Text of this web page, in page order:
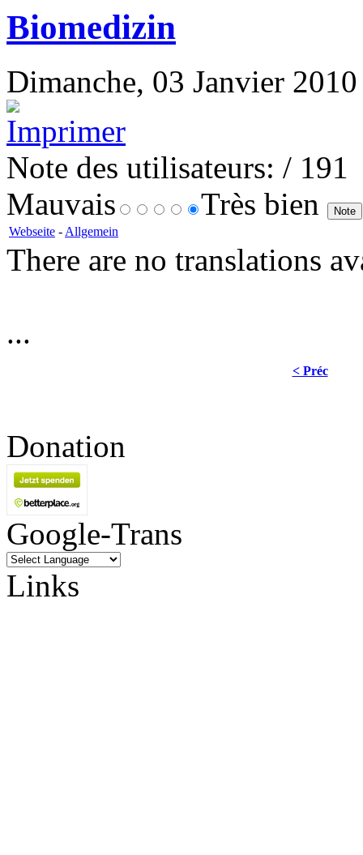
Biomedizin
Dimanche, 03 Janvier
Note des utilisateurs: / 191
Mauvais
Très bien
Webseite - Allgemein
There are no translations
...
< Préc
Donation
Google-Trans
Links